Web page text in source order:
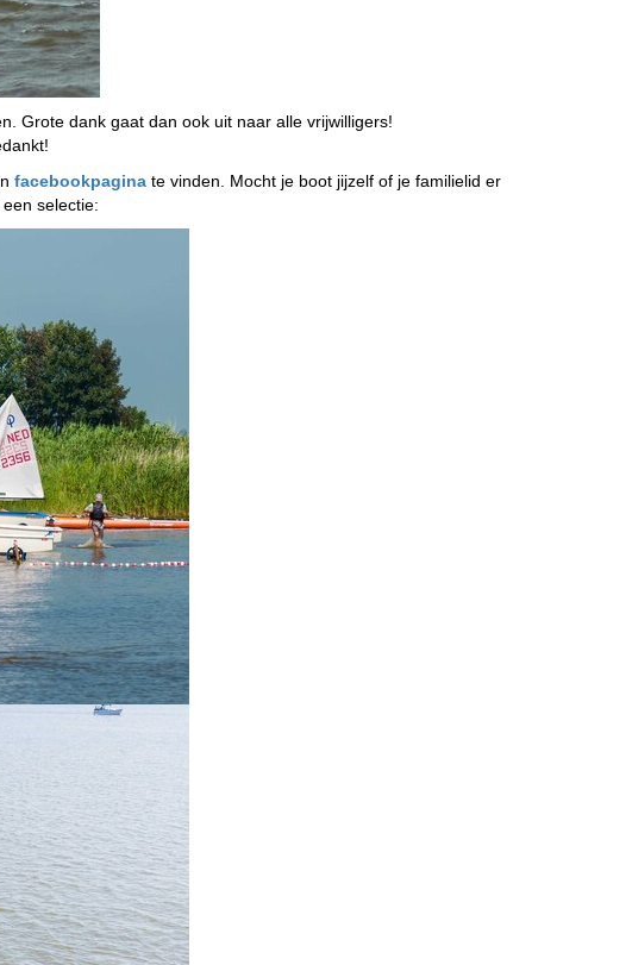
Grote dank gaat dan ook uit naar alle vrijwilligers!
facebookpagina te vinden. Mocht je boot jijzelf of je familielid er
selectie: